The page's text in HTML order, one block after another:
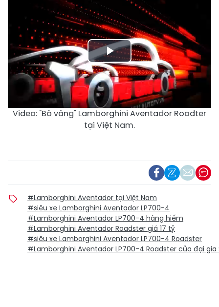
Play
Video
Video: "Bò vàng" Lamborghini Aventador Roadter
tại Việt Nam.
#Lamborghini Aventador tại Việt Nam
#siêu xe Lamborghini Aventador LP700-4
#Lamborghini Aventador LP700-4 hàng hiếm
#Lamborghini Aventador Roadster giá 17 tỷ
#siêu xe Lamborghini Aventador LP700-4 Roadster
#Lamborghini Aventador LP700-4 Roadster của đại gia